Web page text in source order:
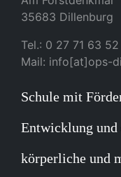
35683 Dillenburg
Tel.: 0 27 71 63 52
Mail: info[at]ops-
Schule mit
Entwicklung
körperliche und